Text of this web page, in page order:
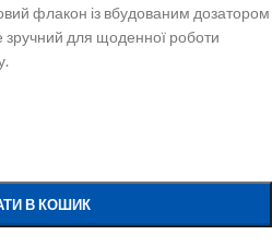
флакон із вбудованим дозатором
зручний для щоденної роботи
В КОШИК